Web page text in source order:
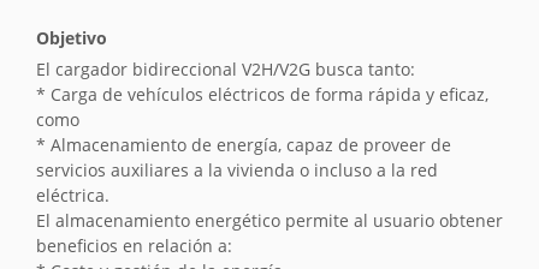
Objetivo
El cargador bidireccional V2H/V2G busca tanto:
* Carga de vehículos eléctricos de forma rápida y eficaz,
como
* Almacenamiento de energía, capaz de proveer de
servicios auxiliares a la vivienda o incluso a la red
eléctrica.
El almacenamiento energético permite al usuario obtener
beneficios en relación a: